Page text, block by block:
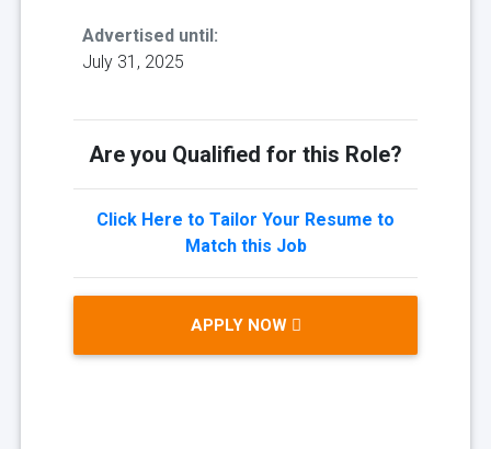
Advertised until:
July 31, 2025
Are you Qualified for this Role?
Click Here to Tailor Your Resume to
Match this Job
APPLY NOW